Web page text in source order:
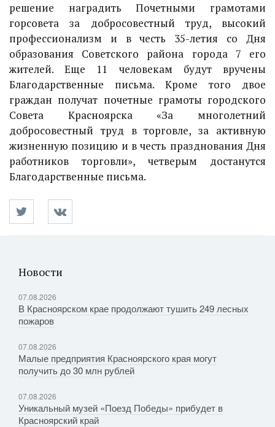
решение наградить Почетными грамотами
горсовета за добросовестный труд, высокий
профессионализм и в честь 35-летия со Дня
образования Советского района города 7 его
жителей. Еще 11 человекам будут вручены
Благодарственные письма. Кроме того двое
граждан получат почетные грамоты городского
Совета Красноярска «За многолетний
добросовестный труд в торговле, за активную
жизненную позицию и в честь празднования Дня
работников торговли», четверым достанутся
Благодарственные письма.
Новости
07.08.2026
В Красноярском крае продолжают тушить 249 лесных
пожаров
07.08.2026
Малые предприятия Красноярского края могут
получить до 30 млн рублей
07.08.2026
Уникальный музей «Поезд Победы» прибудет в
Красноярский край